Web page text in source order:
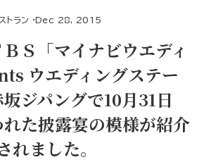
トラン ·Dec 28, 2015
Ｓ「マイナビウエディ
ウエディングステー
ジパングで10月31日
れた披露宴の模様が紹介
れました。